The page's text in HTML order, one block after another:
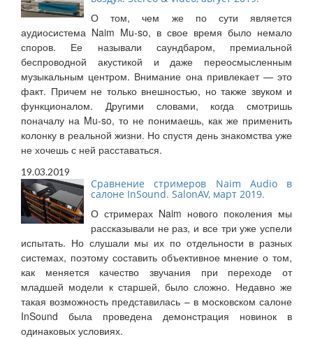
О том, чем же по сути является
аудиосистема Naim Mu-so, в свое время было немало
споров. Ее называли саундбаром, премиальной
беспроводной акустикой и даже переосмысленным
музыкальным центром. Внимание она привлекает — это
факт. Причем не только внешностью, но также звуком и
функционалом. Другими словами, когда смотришь
поначалу на Mu-so, то не понимаешь, как же применить
колонку в реальной жизни. Но спустя день знакомства уже
не хочешь с ней расставаться.
19.03.2019
Сравнение стримеров Naim Audio в
салоне InSound. SalonAV, март 2019.
О стримерах Naim нового поколения мы
рассказывали не раз, и все три уже успели
испытать. Но слушали мы их по отдельности в разных
системах, поэтому составить объективное мнение о том,
как меняется качество звучания при переходе от
младшей модели к старшей, было сложно. Недавно же
такая возможность представилась – в московском салоне
InSound была проведена демонстрация новинок в
одинаковых условиях.